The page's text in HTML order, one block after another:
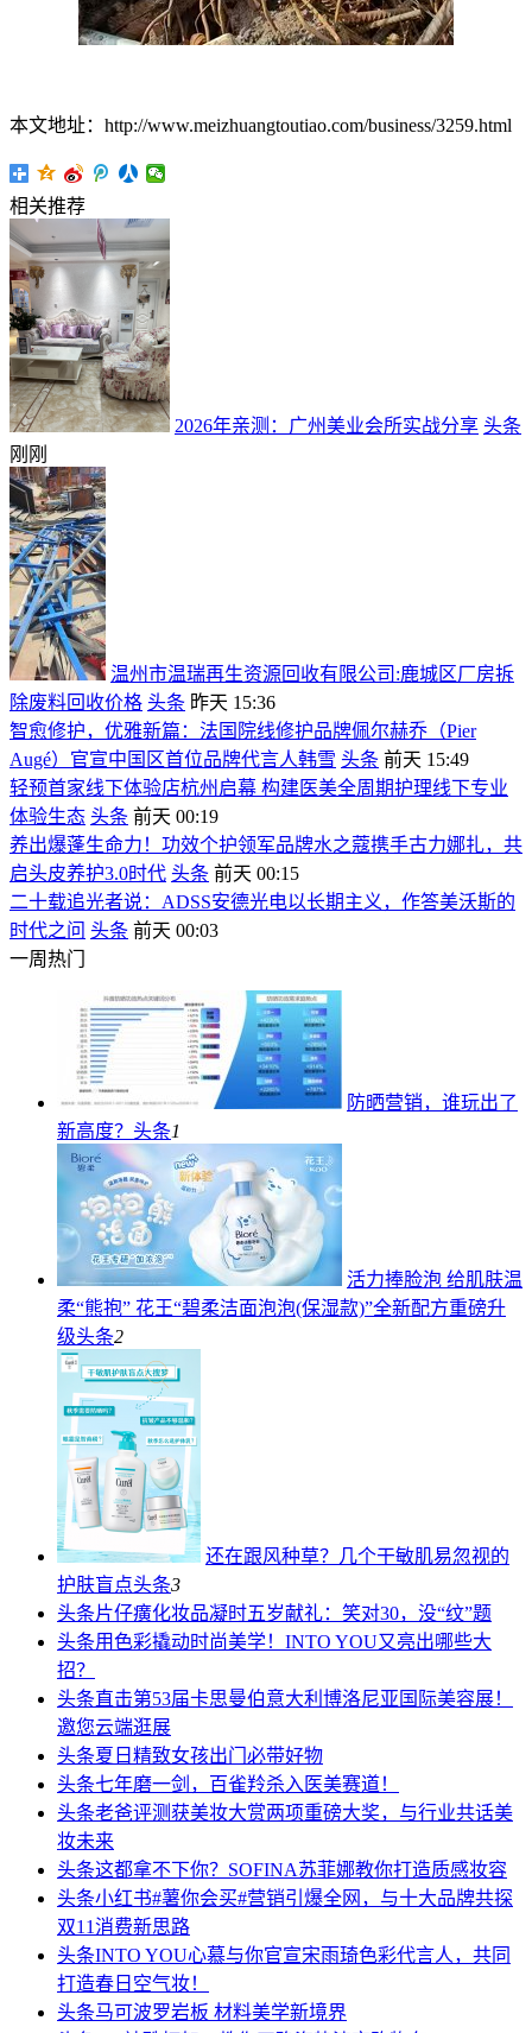
本文地址：http://www.meizhuangtoutiao.com/business/3259.html
相关推荐
2026年亲测：广州美业会所实战分享 头条
刚刚
温州市温瑞再生资源回收有限公司:鹿城区厂房拆
除废料回收价格 头条 昨天 15:36
智愈修护，优雅新篇：法国院线修护品牌佩尔赫乔（Pier
Augé）官宣中国区首位品牌代言人韩雪 头条 前天 15:49
轻预首家线下体验店杭州启幕 构建医美全周期护理线下专业
体验生态 头条 前天 00:19
养出爆蓬生命力！功效个护领军品牌水之蔻携手古力娜扎，共
启头皮养护3.0时代 头条 前天 00:15
二十载追光者说：ADSS安德光电以长期主义，作答美沃斯的
时代之问 头条 前天 00:03
一周热门
防晒营销，谁玩出了
新高度？ 头条1
活力捧脸泡 给肌肤温
柔“熊抱” 花王“碧柔洁面泡泡(保湿款)”全新配方重磅升
级头条2
还在跟风种草？几个干敏肌易忽视的
护肤盲点头条3
头条片仔癀化妆品凝时五岁献礼：笑对30，没“纹”题
头条用色彩撬动时尚美学！INTO YOU又亮出哪些大
招？
头条直击第53届卡思曼伯意大利博洛尼亚国际美容展！
邀您云端逛展
头条夏日精致女孩出门必带好物
头条七年磨一剑，百雀羚杀入医美赛道！
头条老爸评测获美妆大赏两项重磅大奖，与行业共话美
妆未来
头条这都拿不下你？SOFINA苏菲娜教你打造质感妆容
头条小红书#薯你会买#营销引爆全网，与十大品牌共探
双11消费新思路
头条INTO YOU心慕与你官宣宋雨琦色彩代言人，共同
打造春日空气妆！
头条马可波罗岩板 材料美学新境界